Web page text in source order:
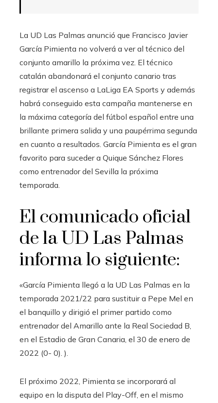
La UD Las Palmas anunció que Francisco Javier
García Pimienta no volverá a ver al técnico del
conjunto amarillo la próxima vez. El técnico
catalán abandonará el conjunto canario tras
registrar el ascenso a LaLiga EA Sports y además
habrá conseguido esta campaña mantenerse en
la máxima categoría del fútbol español entre una
brillante primera salida y una paupérrima segunda
en cuanto a resultados. García Pimienta es el gran
favorito para suceder a Quique Sánchez Flores
como entrenador del Sevilla la próxima
temporada.
El comunicado oficial
de la UD Las Palmas
informa lo siguiente:
«García Pimienta llegó a la UD Las Palmas en la
temporada 2021/22 para sustituir a Pepe Mel en
el banquillo y dirigió el primer partido como
entrenador del Amarillo ante la Real Sociedad B,
en el Estadio de Gran Canaria, el 30 de enero de
2022 (0- 0). ).
El próximo 2022, Pimienta se incorporará al
equipo en la disputa del Play-Off, en el mismo